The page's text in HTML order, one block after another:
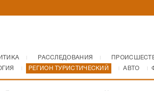
РАССЛЕДОВАНИЯ
РЕГИОН ТУРИСТИЧЕСКИЙ АВТО